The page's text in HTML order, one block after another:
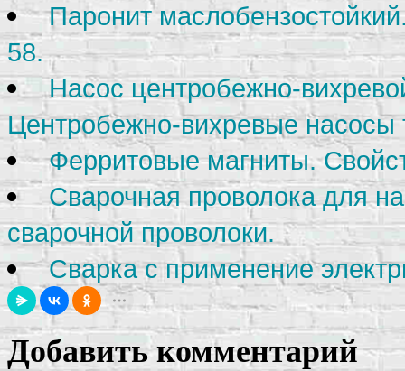
Паронит
58.
Насос центробежно-
Центробежно-вихревые
Ферритовые магниты.
Сварочная проволока для
сварочной проволоки.
Сварка с применение
Добавить комментарий